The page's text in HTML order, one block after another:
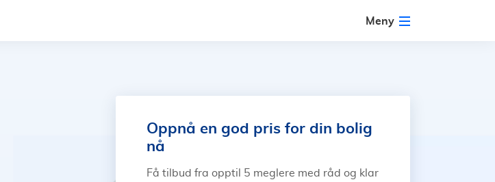
Meny
Oppnå en god pris for din bolig
nå
Få tilbud fra opptil 5 meglere med råd og klar